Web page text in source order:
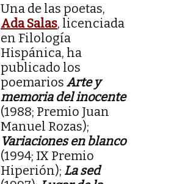
Una de las poetas,
Ada Salas, licenciada
en Filología
Hispánica, ha
publicado los
poemarios Arte y
memoria del inocente
(1988; Premio Juan
Manuel Rozas);
Variaciones en blanco
(1994; IX Premio
Hiperión); La sed